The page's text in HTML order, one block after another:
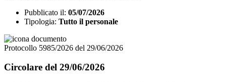
Pubblicato il: 05/07/2026
Tipologia: Tutto il personale
Protocollo 5985/2026 del 29/06/2026
Circolare del 29/06/2026